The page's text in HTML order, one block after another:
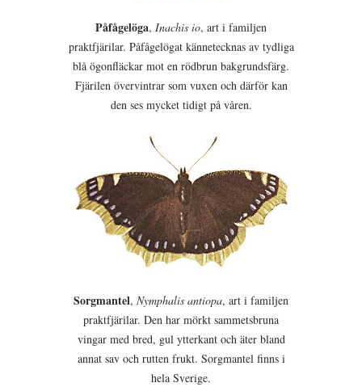
Påfågelöga, Inachis io, art i familjen
praktfjärilar. Påfågelögat kännetecknas av tydliga
blå ögonfläckar mot en rödbrun bakgrundsfärg.
Fjärilen övervintrar som vuxen och därför kan
den ses mycket tidigt på våren.
Sorgmantel, Nymphalis antiopa, art i familjen
praktfjärilar. Den har mörkt sammetsbruna
vingar med bred, gul ytterkant och äter bland
annat sav och rutten frukt. Sorgmantel finns i
hela Sverige.